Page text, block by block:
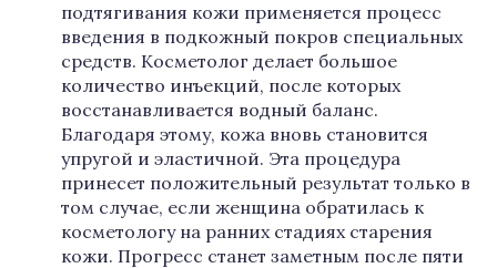
подтягивания кожи применяется процесс
введения в подкожный покров специальных
средств. Косметолог делает большое
количество инъекций, после которых
восстанавливается водный баланс.
Благодаря этому, кожа вновь становится
упругой и эластичной. Эта процедура
принесет положительный результат только в
том случае, если женщина обратилась к
косметологу на ранних стадиях старения
кожи. Прогресс станет заметным после пяти